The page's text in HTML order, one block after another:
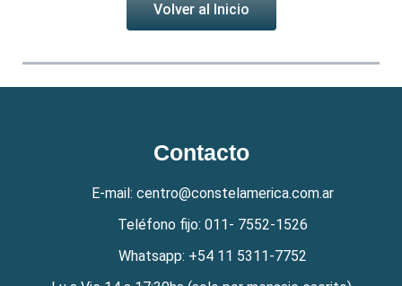
Volver al Inicio
Contacto
E-mail: centro@constelamerica.com.ar
Teléfono fijo: 011- 7552-1526
Whatsapp: +54 11 5311-7752